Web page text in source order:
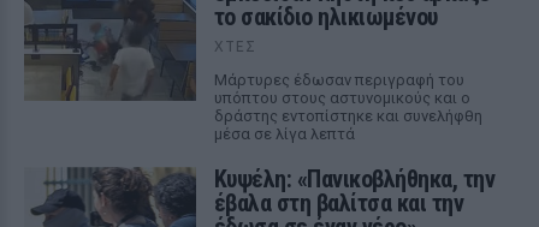
το σακίδιο ηλικιωμένου
ΧΤΕΣ
Μάρτυρες έδωσαν περιγραφή του
υπόπτου στους αστυνομικούς και ο
δράστης εντοπίστηκε και συνελήφθη
μέσα σε λίγα λεπτά
Κυψέλη: «Πανικοβλήθηκα, την
έβαλα στη βαλίτσα και την